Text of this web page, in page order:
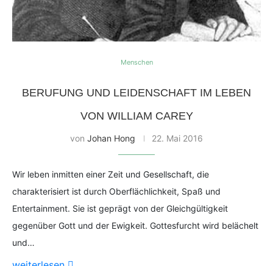
Menschen
BERUFUNG UND LEIDENSCHAFT IM LEBEN
VON WILLIAM CAREY
von Johan Hong 22. Mai 2016
Wir leben inmitten einer Zeit und Gesellschaft, die
charakterisiert ist durch Oberflächlichkeit, Spaß und
Entertainment. Sie ist geprägt von der Gleichgültigkeit
gegenüber Gott und der Ewigkeit. Gottesfurcht wird belächelt
und…